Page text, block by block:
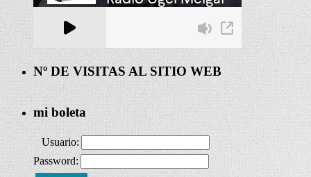
Nº DE VISITAS AL SITIO WEB
mi boleta
Usuario:
Password: